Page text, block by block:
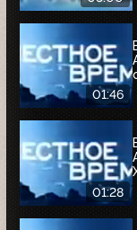
01:46
01:28